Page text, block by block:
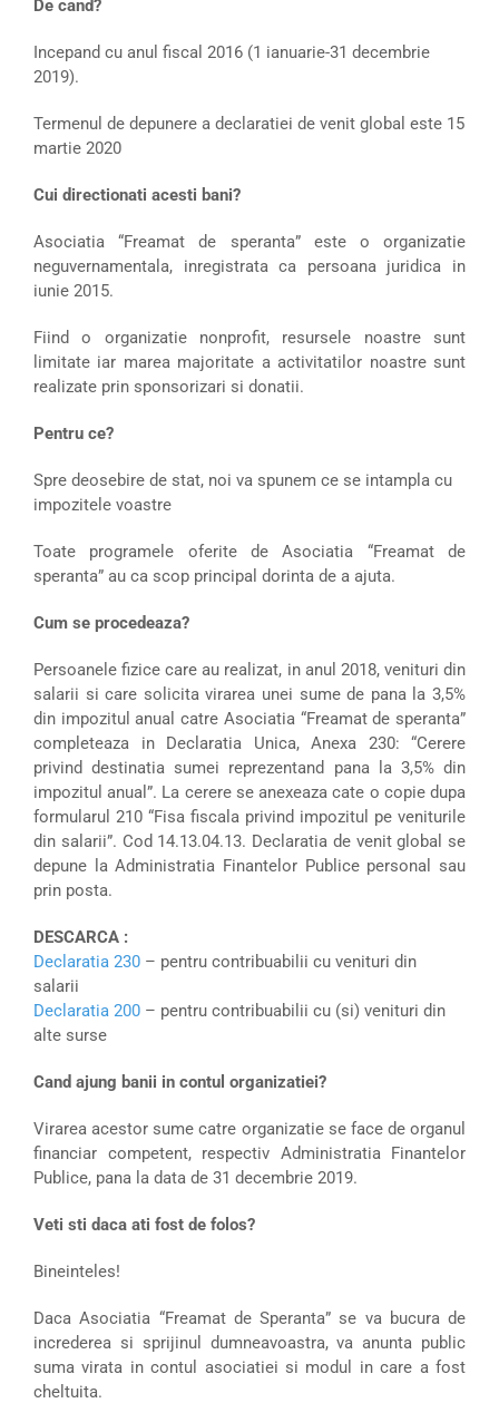
De cand?
Incepand cu anul fiscal 2016 (1 ianuarie-31 decembrie
2019).
Termenul de depunere a declaratiei de venit global este 15
martie 2020
Cui directionati acesti bani?
Asociatia “Freamat de speranta” este o organizatie
neguvernamentala, inregistrata ca persoana juridica in
iunie 2015.
Fiind o organizatie nonprofit, resursele noastre sunt
limitate iar marea majoritate a activitatilor noastre sunt
realizate prin sponsorizari si donatii.
Pentru ce?
Spre deosebire de stat, noi va spunem ce se intampla cu
impozitele voastre
Toate programele oferite de Asociatia “Freamat de
speranta” au ca scop principal dorinta de a ajuta.
Cum se procedeaza?
Persoanele fizice care au realizat, in anul 2018, venituri din
salarii si care solicita virarea unei sume de pana la 3,5%
din impozitul anual catre Asociatia “Freamat de speranta”
completeaza in Declaratia Unica, Anexa 230: “Cerere
privind destinatia sumei reprezentand pana la 3,5% din
impozitul anual”. La cerere se anexeaza cate o copie dupa
formularul 210 “Fisa fiscala privind impozitul pe veniturile
din salarii”. Cod 14.13.04.13. Declaratia de venit global se
depune la Administratia Finantelor Publice personal sau
prin posta.
DESCARCA :
Declaratia 230 – pentru contribuabilii cu venituri din
salarii
Declaratia 200 – pentru contribuabilii cu (si) venituri din
alte surse
Cand ajung banii in contul organizatiei?
Virarea acestor sume catre organizatie se face de organul
financiar competent, respectiv Administratia Finantelor
Publice, pana la data de 31 decembrie 2019.
Veti sti daca ati fost de folos?
Bineinteles!
Daca Asociatia “Freamat de Speranta” se va bucura de
increderea si sprijinul dumneavoastra, va anunta public
suma virata in contul asociatiei si modul in care a fost
cheltuita.